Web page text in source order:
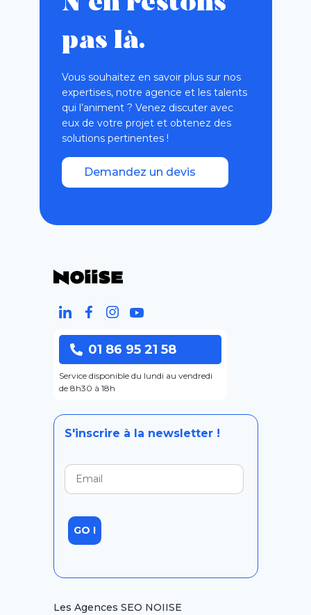
pas là.
Vous souhaitez en savoir plus sur nos
expertises, notre agence et les talents
qui l’animent ? Venez discuter avec
eux de votre projet et obtenez des
solutions pertinentes !
Demandez un devis
01 86 95 21 58
Service disponible du lundi au vendredi
de 8h30 à 18h
S'inscrire à la newsletter !
Les Agences SEO NOIISE